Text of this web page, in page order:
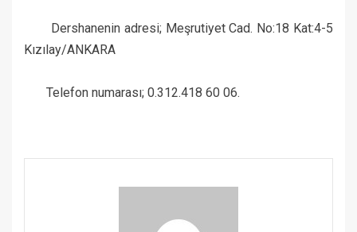
Dershanenin adresi; Meşrutiyet Cad. No:18 Kat:4-5
Kızılay/ANKARA
Telefon numarası; 0.312.418 60 06.